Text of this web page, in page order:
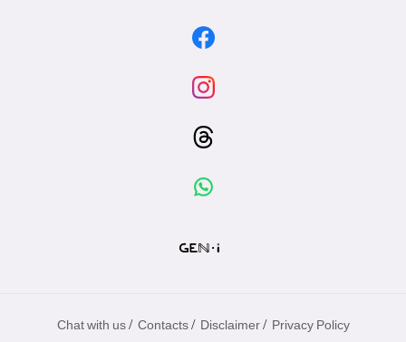
Chat with us / Contacts / Disclaimer / Privacy Policy